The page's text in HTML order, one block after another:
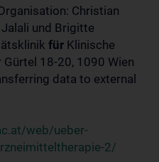
Christian
und Brigitte
für Klinische
Gürtel 18-20, 1090 Wien
data to external
web/ueber-
2/